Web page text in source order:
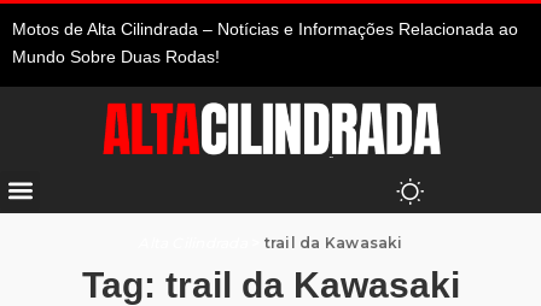
Motos de Alta Cilindrada – Notícias e Informações Relacionada ao
Mundo Sobre Duas Rodas!
trail da Kawasaki
Tag: trail da Kawasaki